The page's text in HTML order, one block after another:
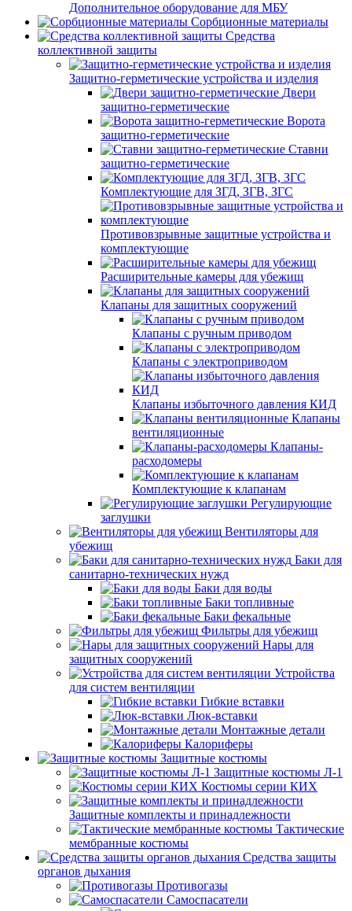
Дополнительное оборудование для МБУ
Сорбционные материалы
Средства
коллективной защиты
Защитно-герметические устройства и изделия
Двери
защитно-герметические
Ворота
защитно-герметические
Ставни
защитно-герметические
Комплектующие для ЗГД, ЗГВ, ЗГС
Противовзрывные защитные устройства и
комплектующие
Расширительные камеры для убежищ
Клапаны для защитных сооружений
Клапаны с ручным приводом
Клапаны с электроприводом
Клапаны избыточного давления КИД
Клапаны
вентиляционные
Клапаны-
расходомеры
Комплектующие к клапанам
Регулирующие
заглушки
Вентиляторы для
убежищ
Баки для
санитарно-технических нужд
Баки для воды
Баки топливные
Баки фекальные
Фильтры для убежищ
Нары для
защитных сооружений
Устройства
для систем вентиляции
Гибкие вставки
Люк-вставки
Монтажные детали
Калориферы
Защитные костюмы
Защитные костюмы Л-1
Костюмы серии КИХ
Защитные комплекты и принадлежности
Тактические
мембранные костюмы
Средства защиты
органов дыхания
Противогазы
Самоспасатели